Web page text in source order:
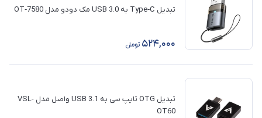
تبدیل Type‑C به USB 3.0 مک‌ دودو مدل OT‑7580
524,000 تومان
تبدیل OTG تایپ سی به USB 3.1 واصل مدل VSL-
OT60